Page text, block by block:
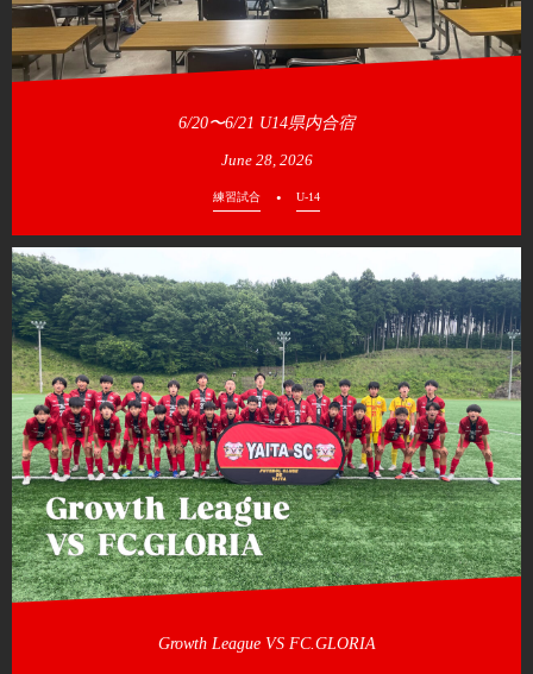
6/20〜6/21 U14県内合宿
June 28, 2026
練習試合 U-14
Growth League VS FC.GLORIA